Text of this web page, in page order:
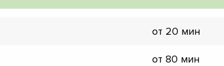
от 20 мин
от 80 мин